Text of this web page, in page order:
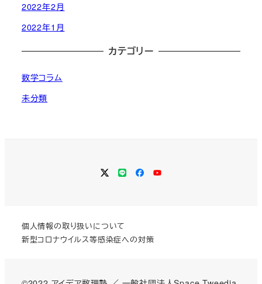
2022年2月
2022年1月
カテゴリー
数学コラム
未分類
Twitter
LINEFacebook
YouTube
個人情報の取り扱いについて
新型コロナウイルス等感染症への対策